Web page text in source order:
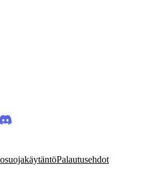
Palautusehdot